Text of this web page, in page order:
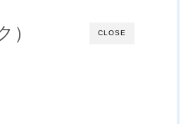
CLOSE